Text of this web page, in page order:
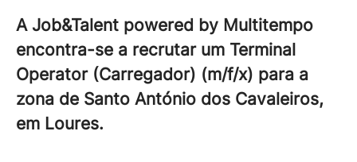
A Job&Talent powered by Multitempo
encontra-se a recrutar um Terminal
Operator (Carregador) (m/f/x) para a
zona de Santo António dos Cavaleiros,
em Loures.